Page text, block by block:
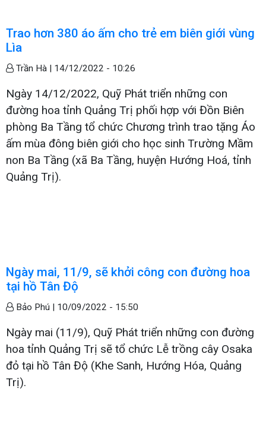
Trao hơn 380 áo ấm cho trẻ em biên giới vùng
Lìa
Trần Hà | 14/12/2022 - 10:26
Ngày 14/12/2022, Quỹ Phát triển những con
đường hoa tỉnh Quảng Trị phối hợp với Đồn Biên
phòng Ba Tầng tổ chức Chương trình trao tặng Áo
ấm mùa đông biên giới cho học sinh Trường Mầm
non Ba Tầng (xã Ba Tầng, huyện Hướng Hoá, tỉnh
Quảng Trị).
Ngày mai, 11/9, sẽ khởi công con đường hoa
tại hồ Tân Độ
Bảo Phú | 10/09/2022 - 15:50
Ngày mai (11/9), Quỹ Phát triển những con đường
hoa tỉnh Quảng Trị sẽ tổ chức Lễ trồng cây Osaka
đỏ tại hồ Tân Độ (Khe Sanh, Hướng Hóa, Quảng
Trị).